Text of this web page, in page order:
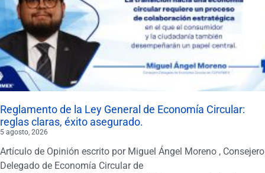
Reglamento de la Ley General de Economía Circular:
reglas claras, éxito asegurado.
5 agosto, 2026
Artículo de Opinión escrito por Miguel Ángel Moreno , Consejero
Delegado de Economía Circular de